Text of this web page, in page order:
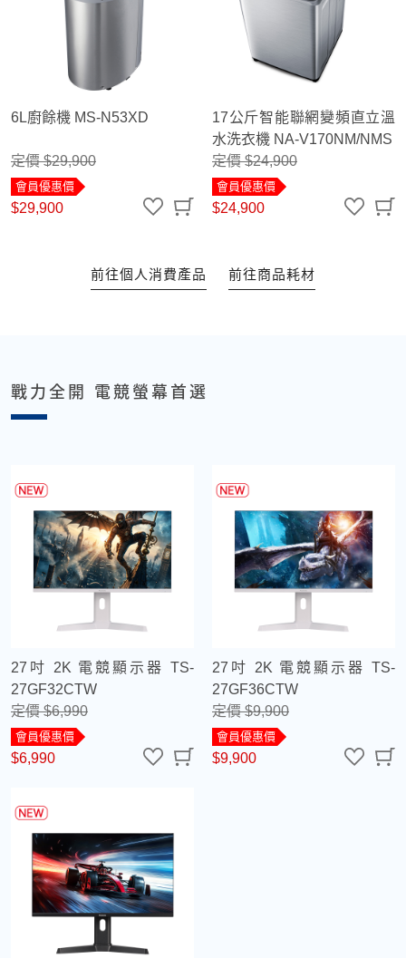
6L廚餘機 MS-N53XD
定價 $29,900
會員優惠價
$29,900
17公斤智能聯網變頻直立溫
水洗衣機 NA-V170NM/NMS
定價 $24,900
會員優惠價
$24,900
前往個人消費產品 前往商品耗材
戰力全開 電競螢幕首選
27吋 2K 電競顯示器 TS-
27GF32CTW
定價 $6,990
會員優惠價
$6,990
27吋 2K 電競顯示器 TS-
27GF36CTW
定價 $9,900
會員優惠價
$9,900